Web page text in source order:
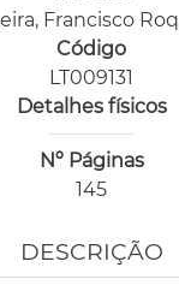
Francisco
Código
LT009131
Detalhes físicos
Nº Páginas
145
DESCRIÇÃO